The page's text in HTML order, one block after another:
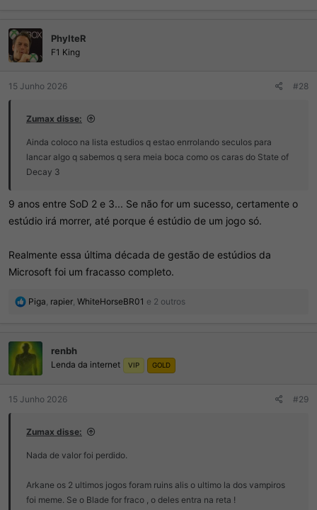
PhylteR
F1 King
15 Junho 2026 #28
Zumax disse:
Ainda coloco na lista estudios q estao enrrolando seculos para
lancar algo q sabemos q sera meia boca como os caras do State of
Decay 3
9 anos entre SoD 2 e 3... Se não for um sucesso, certamente o
estúdio irá morrer, até porque é estúdio de um jogo só.
Realmente essa última década de gestão de estúdios da
Microsoft foi um fracasso completo.
R
ç
õ
s
Piga, rapier, WhiteHorseBR01 e 2 outros
renbh
Lenda da internet VIP GOLD
15 Junho 2026 #29
Zumax disse:
Nada de valor foi perdido.
Arkane os 2 ultimos jogos foram ruins alis o ultimo la dos vampiros
foi meme. Se o Blade for fraco , o deles entra na reta !